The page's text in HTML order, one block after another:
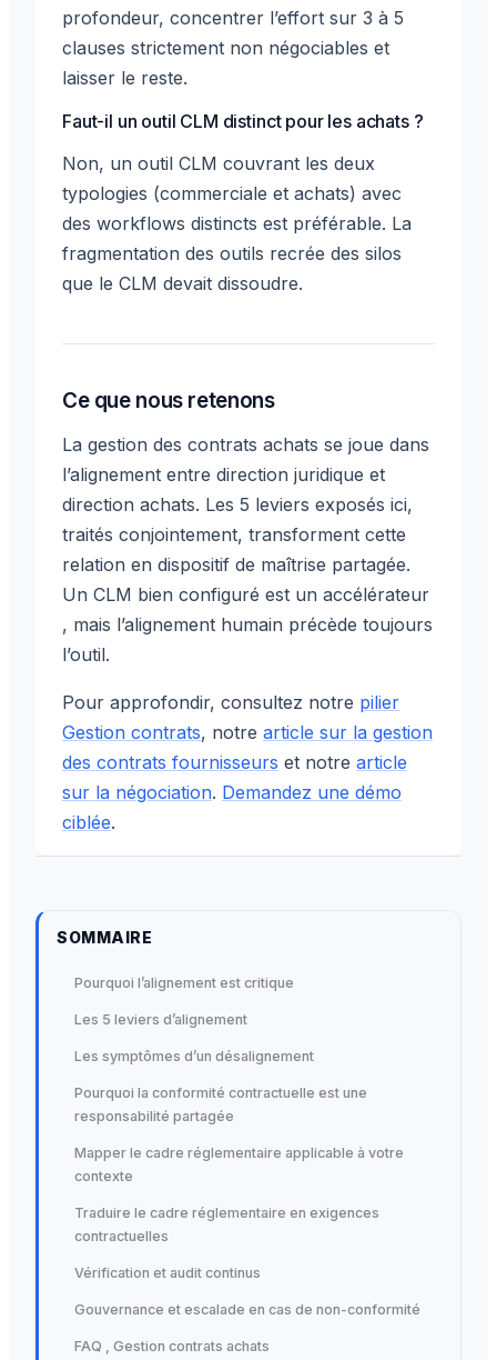
profondeur, concentrer l’effort sur 3 à 5
clauses strictement non négociables et
laisser le reste.
Faut-il un outil CLM distinct pour les achats ?
Non, un outil CLM couvrant les deux
typologies (commerciale et achats) avec
des workflows distincts est préférable. La
fragmentation des outils recrée des silos
que le CLM devait dissoudre.
Ce que nous retenons
La gestion des contrats achats se joue dans
l’alignement entre direction juridique et
direction achats. Les 5 leviers exposés ici,
traités conjointement, transforment cette
relation en dispositif de maîtrise partagée.
Un CLM bien configuré est un accélérateur
, mais l’alignement humain précède toujours
l’outil.
Pour approfondir, consultez notre pilier
Gestion contrats, notre article sur la gestion
des contrats fournisseurs et notre article
sur la négociation. Demandez une démo
ciblée.
SOMMAIRE
Pourquoi l’alignement est critique
Les 5 leviers d’alignement
Les symptômes d’un désalignement
Pourquoi la conformité contractuelle est une
responsabilité partagée
Mapper le cadre réglementaire applicable à votre
contexte
Traduire le cadre réglementaire en exigences
contractuelles
Vérification et audit continus
Gouvernance et escalade en cas de non-conformité
FAQ , Gestion contrats achats